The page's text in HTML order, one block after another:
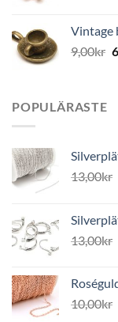
Vintage
9,00kr
POPULÄRASTE
13,00kr
13,00kr
10,00kr